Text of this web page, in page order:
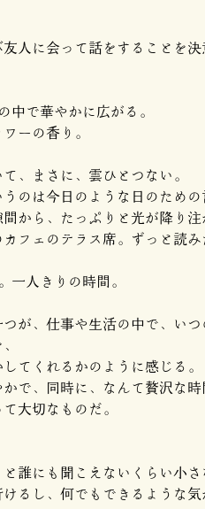
友人に会って話をすることを
中で華やかに広がる。
ーの香り。
、まさに、雲ひとつない。
のは今日のような日のための
から、たっぷりと光が降り注
フェのテラス席。ずっと読み
一人きりの時間。
が、仕事や生活の中で、い
てくれるかのように感じる。
で、同時に、なんて贅沢な時
大切なものだ。
誰にも聞こえないくらい小さ
るし、何でもできるような気